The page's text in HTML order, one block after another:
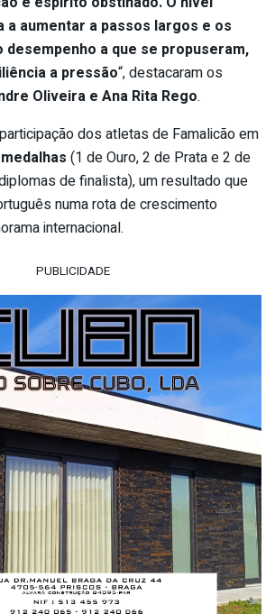
a aumentar a passos largos e os
a que se propuseram,
a pressão“, destacaram os
Oliveira e Ana Rita Rego.
dos atletas de Famalicão em
(1 de Ouro, 2 de Prata e 2 de
de finalista), um resultado que
numa rota de crescimento
internacional.
PUBLICIDADE